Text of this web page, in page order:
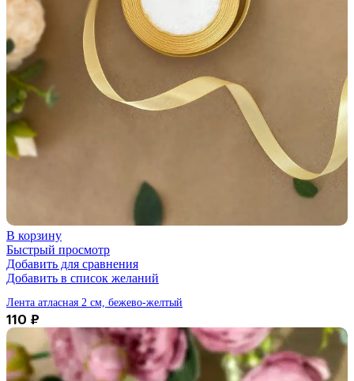
В корзину
Быстрый просмотр
Добавить для сравнения
Добавить в список желаний
Лента атласная 2 см, бежево-желтый
110 ₽